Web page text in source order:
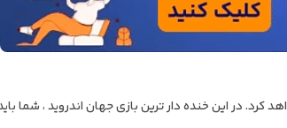
در این خنده دار ترین بازی جهان اندروید ، شما